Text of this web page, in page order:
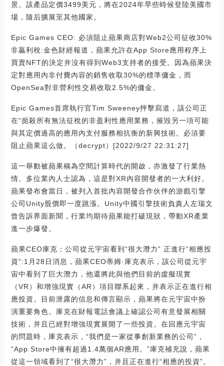
景。該產品定價3499美元，將在2024年早些時候登陸美國市
場，隨后擴展至其他國家。
Epic Games CEO: 必須阻止蘋果商店對Web2公司征收30%
非贏利稅:金色財經報道，蘋果允許在App Store應用程序上
買賣NFT的決定并沒有得到Web3支持者的接受。因為蘋果決
定對應用內非付費內容的銷售收取30%的標準傭金，而
OpenSea對非營利性交易收取2.5%的傭金。
Epic Games首席執行官Tim Sweeney抨擊寫道，該公司正
在“扼殺所有無法征稅的非盈利性應用業務，摧毀另一項可能
與其定價過高的應用內支付服務相抗衡的新興技術。必須要
阻止蘋果這么做。（decrypt）[2022/9/27 22:31:27]
這一舉動被蘋果稱為空間計算時代的開啟，亦激發了行業熱
情。多位業內人士認為，這是對XR內容開發者的一大利好。
蘋果發布會當日，被列入首批內容開發合作伙伴的游戲引擎
公司Unity股價即一度跳漲。Unity中國引擎技術負責人左瑞文
曾告訴界面新聞，行業均期待蘋果能打破現狀，帶動XR產業
進一步爆發。
蘋果CEO庫克：公司從元宇宙看到“很大潛力” 正進行“相應投
資”:1月28日消息，蘋果CEO蒂姆·庫克表示，該公司從元宇
宙中看到了巨大潛力，他還將此與他們目前的虛擬現實
（VR）和增強現實（AR）項目聯系起來，并表示正在進行相
應投資。目前泄露的信息和傳言顯示，蘋果將在元宇宙中扮
演重要角色。庫克在財報電話會議上確認公司有意發展相關
技術，并且已經對增強現實展開了一些投資。在回應元宇宙
的問題時，庫克表示，“我們是一家從事創新業務的公司”，
“App Store中擁有超過1.4萬個AR應用。”庫克補充說，蘋果
從這一領域看到了“很大潛力”，并且正在進行“相應的投資”。